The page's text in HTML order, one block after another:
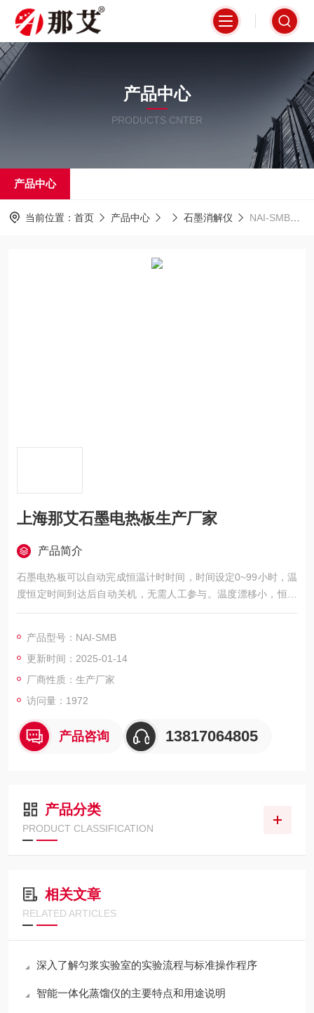
产品中心
PRODUCTS CNTER
产品中心
当前位置： 首页 产品中心 石墨消解仪 NAI-SMB上海那艾石墨电热板生产厂家
上海那艾石墨电热板生产厂家
产品简介
石墨电热板可以自动完成恒温计时时间，时间设定0~99小时，温
度恒定时间到达后自动关机，无需人工参与。温度漂移小，恒温
精度高。它采用PID温控器，时间控制器、升温速度较快，温度
化产品。上海那艾石墨电热板生产厂家
产品型号：NAI-SMB
更新时间：2025-01-14
厂商性质：生产厂家
访问量：1972
产品咨询 13817064805
产品分类
PRODUCT CLASSIFICATION
相关文章
RELATED ARTICLES
深入了解匀浆实验室的实验流程与标准操作程序
智能一体化蒸馏仪的主要特点和用途说明